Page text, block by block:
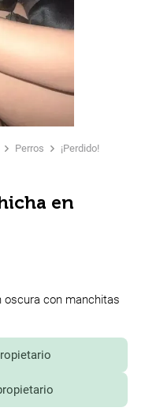
Perros
¡Perdido!
en
oscura con manchitas